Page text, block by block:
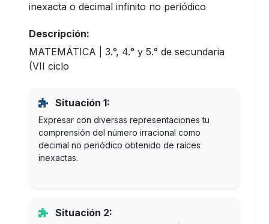
inexacta o decimal infinito no periódico
Descripción:
MATEMÁTICA | 3.°, 4.° y 5.° de secundaria
(VII ciclo
Situación 1:
Expresar con diversas representaciones tu
comprensión del número irracional como
decimal no periódico obtenido de raíces
inexactas.
Situación 2: